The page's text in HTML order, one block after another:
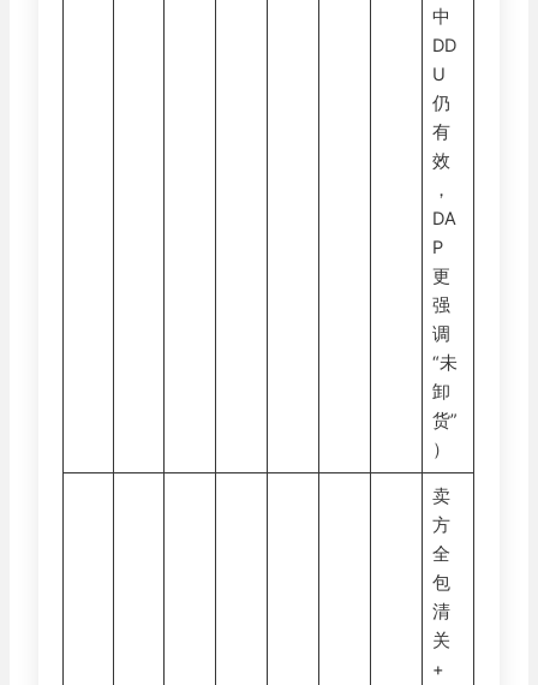
中
DD
U
仍
有
效
，
DA
P
更
强
调
“未
卸
货”
）
卖
方
全
包
清
关
+